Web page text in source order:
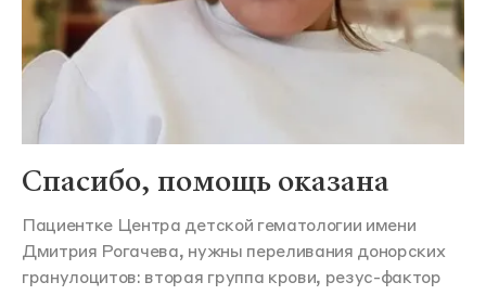
Спасибо, помощь оказана
Пациентке Центра детской гематологии имени
Дмитрия Рогачева, нужны переливания донорских
гранулоцитов: вторая группа крови, резус-фактор